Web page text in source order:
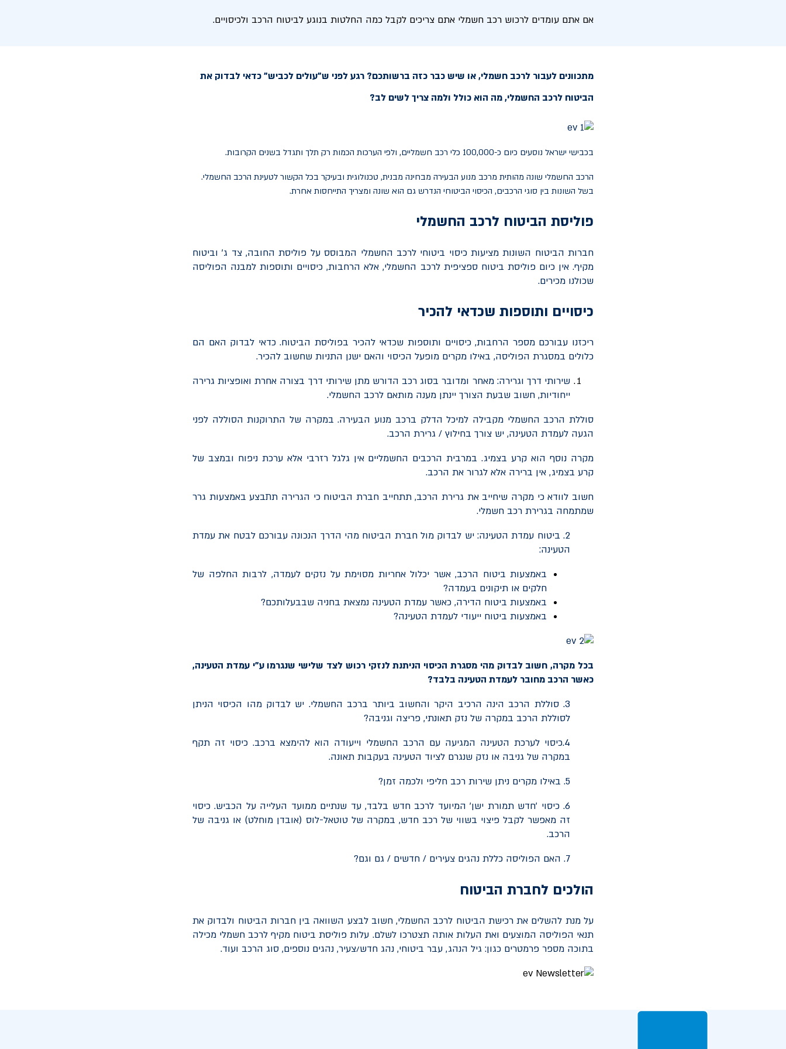
אם אתם עומדים לרכוש רכב חשמלי אתם צריכים לקבל כמה החלטות בנוגע לביטוח הרכב ולכיסויים.
מתכוונים לעבור לרכב חשמלי, או שיש כבר כזה ברשותכם? רגע לפני ש"עולים לכביש" כדאי לבדוק את
הביטוח לרכב החשמלי, מה הוא כולל ולמה צריך לשים לב?
בכבישי ישראל נוסעים כיום כ-100,000 כלי רכב חשמליים, ולפי הערכות הכמות רק תלך ותגדל בשנים הקרובות.
הרכב החשמלי שונה מהותית מרכב מנוע הבעירה מבחינה מבנית, טכנולוגית ובעיקר בכל הקשור לטעינת הרכב החשמלי.
בשל השונות בין סוגי הרכבים, הכיסוי הביטוחי הנדרש גם הוא שונה ומצריך התייחסות אחרת.
פוליסת הביטוח לרכב החשמלי
חברות הביטוח השונות מציעות כיסוי ביטוחי לרכב החשמלי המבוסס על פוליסת החובה, צד ג' וביטוח
מקיף. אין כיום פוליסת ביטוח ספציפית לרכב החשמלי, אלא הרחבות, כיסויים ותוספות למבנה הפוליסה
שכולנו מכירים.
כיסויים ותוספות שכדאי להכיר
ריכזנו עבורכם מספר הרחבות, כיסויים ותוספות שכדאי להכיר בפוליסת הביטוח. כדאי לבדוק האם הם
כלולים במסגרת הפוליסה, באילו מקרים מופעל הכיסוי והאם ישנן התניות שחשוב להכיר.
שירותי דרך וגרירה: מאחר ומדובר בסוג רכב הדורש מתן שירותי דרך בצורה אחרת ואופציות גרירה
ייחודיות, חשוב שבעת הצורך יינתן מענה מותאם לרכב החשמלי.
סוללת הרכב החשמלי מקבילה למיכל הדלק ברכב מנוע הבעירה. במקרה של התרוקנות הסוללה לפני
הגעה לעמדת הטעינה, יש צורך בחילוץ / גרירת הרכב.
מקרה נוסף הוא קרע בצמיג. במרבית הרכבים החשמליים אין גלגל רזרבי אלא ערכת ניפוח ובמצב של
קרע בצמיג, אין ברירה אלא לגרור את הרכב.
חשוב לוודא כי מקרה שיחייב את גרירת הרכב, תתחייב חברת הביטוח כי הגרירה תתבצע באמצעות גרר
שמתמחה בגרירת רכב חשמלי.
2. ביטוח עמדת הטעינה: יש לבדוק מול חברת הביטוח מהי הדרך הנכונה עבורכם לבטח את עמדת
הטעינה:
באמצעות ביטוח הרכב, אשר יכלול אחריות מסוימת על נזקים לעמדה, לרבות החלפה של
חלקים או תיקונים בעמדה?
באמצעות ביטוח הדירה, כאשר עמדת הטעינה נמצאת בחניה שבבעלותכם?
באמצעות ביטוח ייעודי לעמדת הטעינה?
בכל מקרה, חשוב לבדוק מהי מסגרת הכיסוי הניתנת לנזקי רכוש לצד שלישי שנגרמו ע"י עמדת הטעינה,
כאשר הרכב מחובר לעמדת הטעינה בלבד?
3. סוללת הרכב הינה הרכיב היקר והחשוב ביותר ברכב החשמלי. יש לבדוק מהו הכיסוי הניתן
לסוללת הרכב במקרה של נזק תאונתי, פריצה וגניבה?
4.כיסוי לערכת הטעינה המגיעה עם הרכב החשמלי וייעודה הוא להימצא ברכב. כיסוי זה תקף
במקרה של גניבה או נזק שנגרם לציוד הטעינה בעקבות תאונה.
5. באילו מקרים ניתן שירות רכב חליפי ולכמה זמן?
6. כיסוי 'חדש תמורת ישן' המיועד לרכב חדש בלבד, עד שנתיים ממועד העלייה על הכביש. כיסוי
זה מאפשר לקבל פיצוי בשווי של רכב חדש, במקרה של טוטאל-לוס (אובדן מוחלט) או גניבה של
הרכב.
7. האם הפוליסה כללת נהגים צעירים / חדשים / גם וגם?
הולכים לחברת הביטוח
על מנת להשלים את רכישת הביטוח לרכב החשמלי, חשוב לבצע השוואה בין חברות הביטוח ולבדוק את
תנאי הפוליסה המוצעים ואת העלות אותה תצטרכו לשלם. עלות פוליסת ביטוח מקיף לרכב חשמלי מכילה
בתוכה מספר פרמטרים כגון: גיל הנהג, עבר ביטוחי, נהג חדש/צעיר, נהגים נוספים, סוג הרכב ועוד.